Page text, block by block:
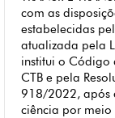
com as
estabelecidas
atualizada pela
institui o Código
CTB e pela
918/2022, após
ciência por meio